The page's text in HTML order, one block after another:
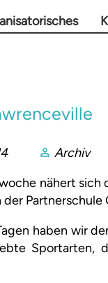
Archiv
nähert sich
Partnerschule
haben wir
Sportarten,